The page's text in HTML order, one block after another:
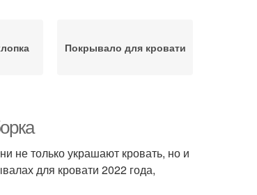
Покрывало для кровати
не только украшают кровать, но и
для кровати 2022 года,